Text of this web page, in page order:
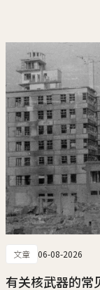
文章 06-08-2026
有关核武器的常